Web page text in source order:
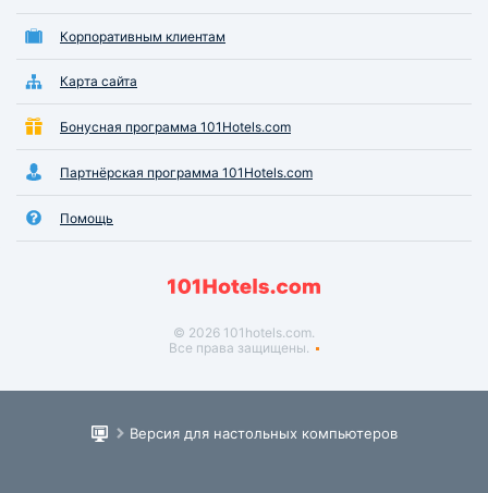
Корпоративным клиентам
Карта сайта
Бонусная программа 101Hotels.com
Партнёрская программа 101Hotels.com
Помощь
© 2026 101hotels.com.
Все права защищены.
Версия для настольных компьютеров